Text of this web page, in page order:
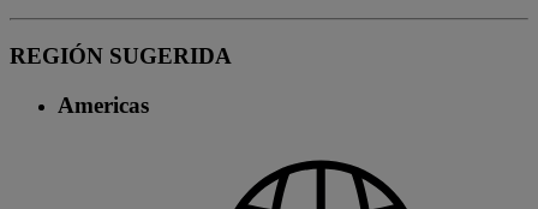
REGIÓN SUGERIDA
Americas